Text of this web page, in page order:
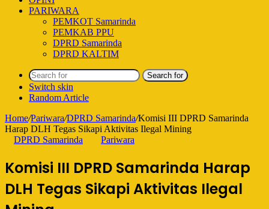
PARIWARA
PEMKOT Samarinda
PEMKAB PPU
DPRD Samarinda
DPRD KALTIM
Search for
Switch skin
Random Article
Home/Pariwara/DPRD Samarinda/Komisi III DPRD Samarinda
Harap DLH Tegas Sikapi Aktivitas Ilegal Mining
DPRD Samarinda
Pariwara
Komisi III DPRD Samarinda Harap
DLH Tegas Sikapi Aktivitas Ilegal